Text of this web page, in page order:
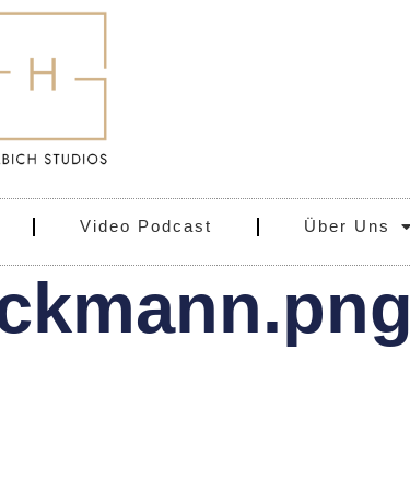
Video Podcast Über Uns